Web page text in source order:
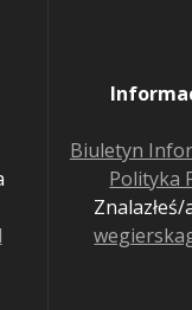
Biuletyn
Polityka
Znalazłeś/